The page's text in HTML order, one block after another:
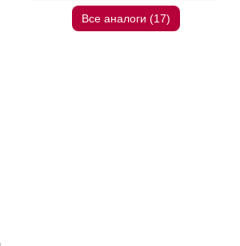
Все аналоги (17)